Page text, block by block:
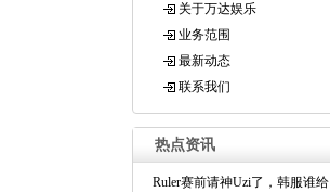
关于万达娱乐
业务范围
最新动态
联系我们
热点资讯
Ruler赛前请神Uzi了，韩服谁给